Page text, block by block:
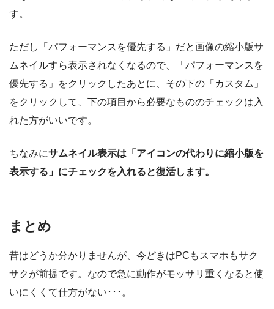
す。
ただし「パフォーマンスを優先する」だと画像の縮小版サ
ムネイルすら表示されなくなるので、「パフォーマンスを
優先する」をクリックしたあとに、その下の「カスタム」
をクリックして、下の項目から必要なもののチェックは入
れた方がいいです。
ちなみにサムネイル表示は「アイコンの代わりに縮小版を
表示する」にチェックを入れると復活します。
まとめ
昔はどうか分かりませんが、今どきはPCもスマホもサク
サクが前提です。なので急に動作がモッサリ重くなると使
いにくくて仕方がない･･･。